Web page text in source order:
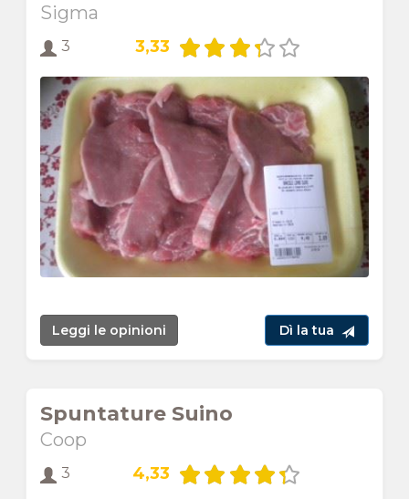
Sigma
3 3,33
Leggi le opinioni Dì la tua
Spuntature Suino
Coop
3 4,33